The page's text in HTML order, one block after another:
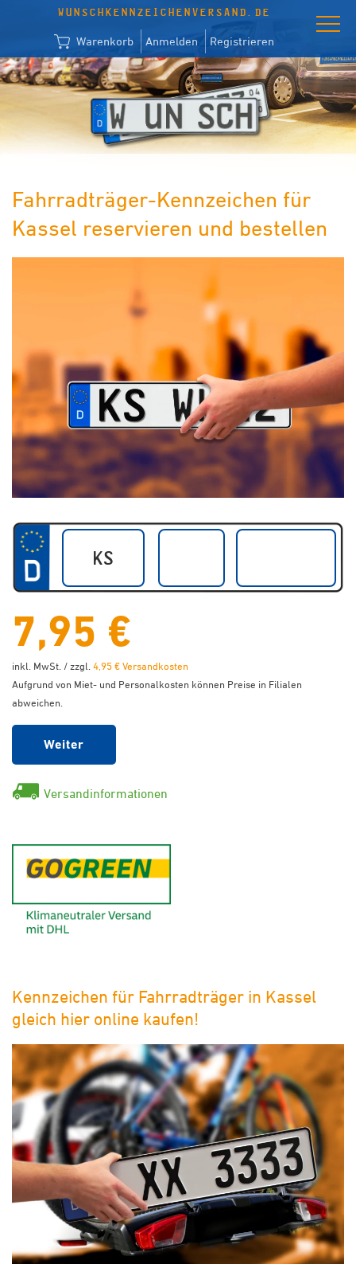
WUNSCHKENNZEICHENVERSAND.DE
Warenkorb Anmelden Registrieren
Fahrradträger-Kennzeichen für
Kassel reservieren und bestellen
7,95 €
inkl. MwSt. / zzgl.4,95 € Versandkosten
Aufgrund von Miet- und Personalkosten können Preise in Filialen
abweichen.
Weiter
Versandinformationen
Kennzeichen für Fahrradträger in Kassel
gleich hier online kaufen!